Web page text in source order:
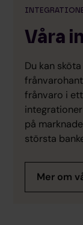
Våra
Du kan
frånvaro i
på
största
Mer om